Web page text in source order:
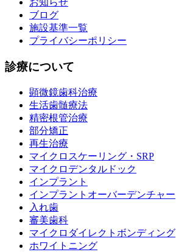
お知らせ
ブログ
施設基準一覧
プライバシーポリシー
診療について
顕微鏡歯科治療
生活歯髄療法
精密根管治療
部分矯正
再生治療
マイクロスケーリング・SRP
マイクロデンタルドック
インプラント
インプラントオーバーデンチャー
入れ歯
審美歯科
マイクロダイレクトボンディング
ホワイトニング